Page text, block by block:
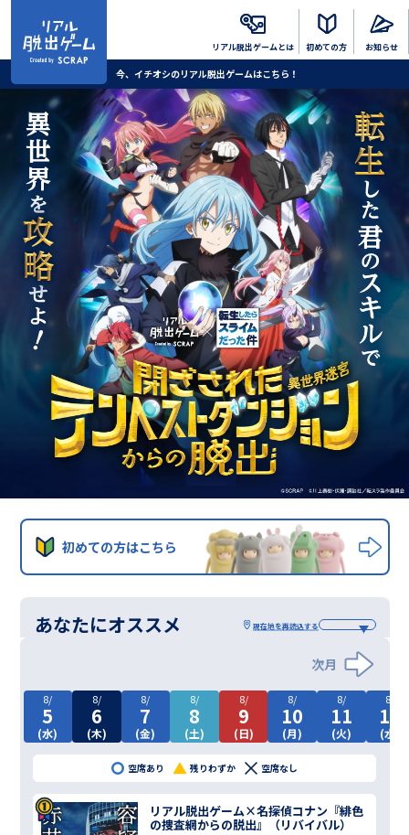
リアル脱出ゲームとは 初めての方 お知らせ
今、イチオシのリアル脱出ゲームはこちら！
初めての方はこちら
あなたにオススメ 現在地を再読込する
次月
8/
5
(水)
8/
6
(木)
8/
7
(金)
8/
8
(土)
8/
9
(日)
8/
10
(月)
8/
11
(火)
8/
12
(水)
空席あり 残りわずか 空席なし
リアル脱出ゲーム×名探偵コナン『緋色
の捜査網からの脱出』（リバイバル）